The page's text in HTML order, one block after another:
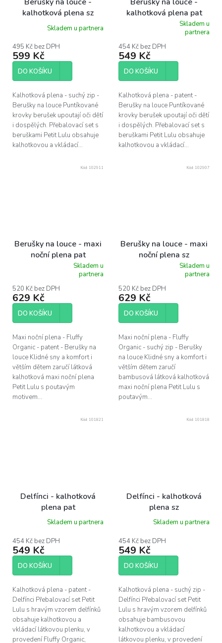
kalhotková plena sz
Skladem u partnera
495 Kč bez DPH
599 Kč
DO KOŠÍKU
Kalhotková plena - suchý zip -
Berušky na louce Puntíkované
krovky berušek upoutají oči dětí
i dospělých. Přebalovací set s
beruškami Petit Lulu obsahuje
kalhotkovou a vkládací...
kalhotková plena pat
produktu
je
4,0
5
Skladem u
partnera
454 Kč bez DPH
549 Kč
DO KOŠÍKU
Kalhotková plena - patent -
Berušky na louce Puntíkované
krovky berušek upoutají oči dětí
i dospělých. Přebalovací set s
beruškami Petit Lulu obsahuje
kalhotkovou a vkládací...
Berušky na louce - maxi
noční plena pat
produktu
je
5,0
5
Skladem u
partnera
520 Kč bez DPH
629 Kč
DO KOŠÍKU
Maxi noční plena - Fluffy
Organic - patent - Berušky na
louce Klidné sny a komfort i
větším dětem zaručí látková
kalhotková maxi noční plena
Petit Lulu s poutavým
motivem...
Kód: 102911
Berušky na louce - maxi
noční plena sz
produktu
je
5,0
5
Skladem u
partnera
520 Kč bez DPH
629 Kč
DO KOŠÍKU
Maxi noční plena - Fluffy
Organic - suchý zip - Berušky
na louce Klidné sny a komfort i
větším dětem zaručí
bambusová látková kalhotková
maxi noční plena Petit Lulu s
poutavým...
Kód: 102907
Delfínci - kalhotková
plena pat
Skladem u partnera
454 Kč bez DPH
549 Kč
DO KOŠÍKU
Kalhotková plena - patent -
Delfínci Přebalovací set Petit
Lulu s hravým vzorem delfínků
obsahuje kalhotkovou a
vkládací látkovou plenku, v
provedení Fluffy Organic,
Kód: 101821
Delfínci - kalhotková
plena sz
Skladem u partnera
454 Kč bez DPH
549 Kč
DO KOŠÍKU
Kalhotková plena - suchý zip -
Delfínci Přebalovací set Petit
Lulu s hravým vzorem delfínků
obsahuje bambusovou
kalhotkovou a vkládací
látkovou plenku, v provedení
Kód: 101818